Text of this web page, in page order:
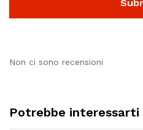
Non ci sono recensioni
Potrebbe interessarti